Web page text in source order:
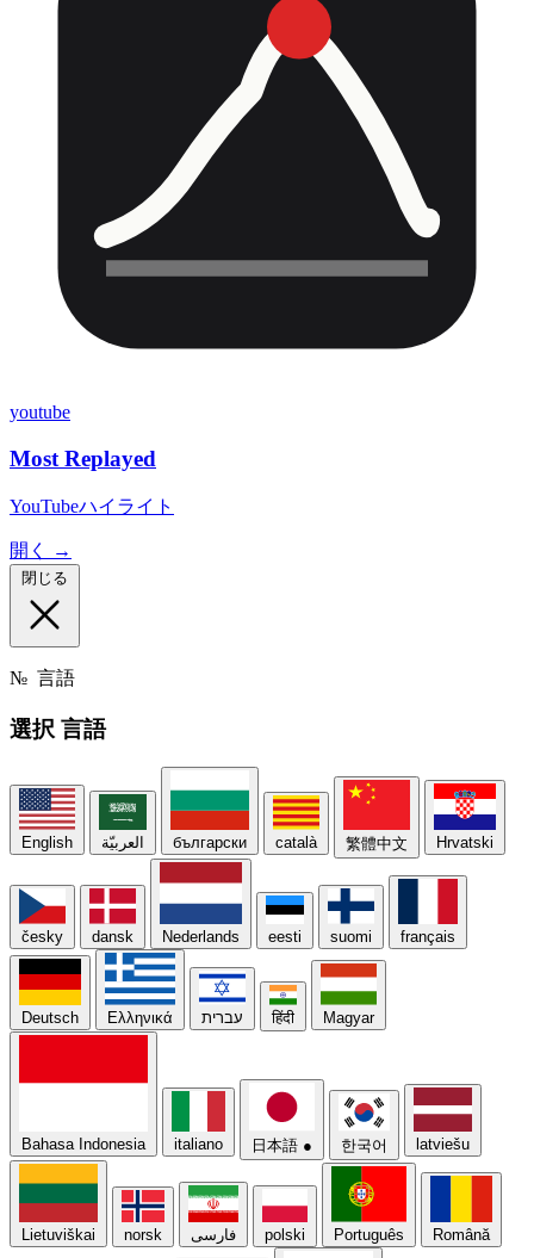
youtube
Most Replayed
YouTubeハイライト
開く →
閉じる
№ 言語
選択 言語
English العربيّة български català 繁體中文 Hrvatski
česky dansk Nederlands eesti suomi français
Deutsch Ελληνικά עברית हिंदी Magyar
Bahasa Indonesia italiano 日本語 ● 한국어 latviešu
Lietuviškai norsk فارسی polski Português Română